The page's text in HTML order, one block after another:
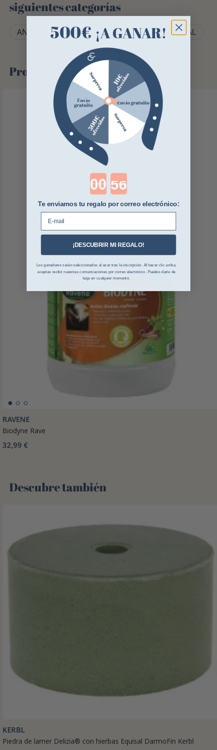
siguientes categorías
ANTIESTRÉS COMPLEMENTO NUTRICIONAL
Productos similares
RAVENE
Biodyne Rave
32,99 €
Descubre también 🌻
KERBL
Piedra de lamer Delizia® con hierbas Equisal DarmoFin Kerbl
500€ ¡A GANAR!
Countdown ends in:
Te enviamos tu regalo por correo electrónico:
E-mail
¡DESCUBRIR MI REGALO!
Los ganadores serán seleccionados al azar tras la inscripción. Al hacer clic arriba,
aceptas recibir nuestras comunicaciones por correo electrónico. Puedes darte de
baja en cualquier momento.